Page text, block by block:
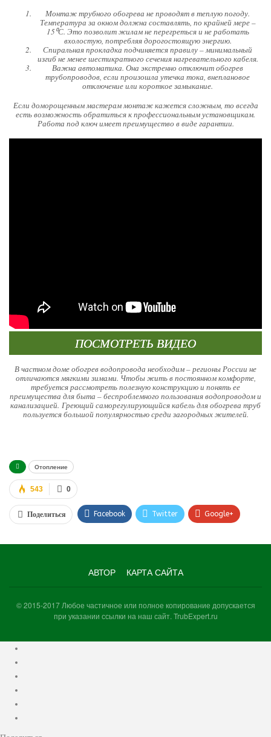
Монтаж трубного обогрева не проводят в теплую погоду.
Температура за окном должна составлять, по крайней мере –
15⁰С. Это позволит жилам не перегреться и не работать
вхолостую, потребляя дорогостоящую энергию.
Спиральная прокладка подчиняется правилу – минимальный
изгиб не менее шестикратного сечения нагревательного кабеля.
Важна автоматика. Она экстренно отключит обогрев
трубопроводов, если произошла утечка тока, внеплановое
отключение или короткое замыкание.
Если доморощенным мастерам монтаж кажется сложным, то всегда
есть возможность обратиться к профессиональным установщикам.
Работа под ключ имеет преимущество в виде гарантии.
ПОСМОТРЕТЬ ВИДЕО
В частном доме обогрев водопровода необходим – регионы России не
отличаются мягкими зимами. Чтобы жить в постоянном комфорте,
требуется рассмотреть полезную конструкцию и понять ее
преимущества для быта – беспроблемного пользования водопроводом и
канализацией. Греющий саморегулирующийся кабель для обогрева труб
пользуется большой популярностью среди загородных жителей.
Отопление
0
543
Поделиться Facebook Twitter Google+
АВТОР КАРТА САЙТА
© 2015-2017 Любое частичное или полное копирование допускается
при указании ссылки на наш сайт. TrubExpert.ru